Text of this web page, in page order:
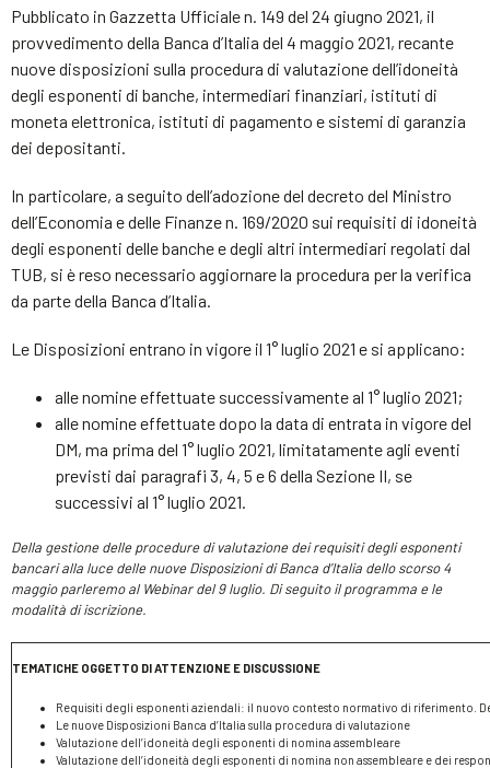
Pubblicato in Gazzetta Ufficiale n. 149 del 24 giugno 2021, il
provvedimento della Banca d’Italia del 4 maggio 2021, recante
nuove disposizioni sulla procedura di valutazione dell’idoneità
degli esponenti di banche, intermediari finanziari, istituti di
moneta elettronica, istituti di pagamento e sistemi di garanzia
dei depositanti.
In particolare, a seguito dell’adozione del decreto del Ministro
dell’Economia e delle Finanze n. 169/2020 sui requisiti di idoneità
degli esponenti delle banche e degli altri intermediari regolati dal
TUB, si è reso necessario aggiornare la procedura per la verifica
da parte della Banca d’Italia.
Le Disposizioni entrano in vigore il 1° luglio 2021 e si applicano:
alle nomine effettuate successivamente al 1° luglio 2021;
alle nomine effettuate dopo la data di entrata in vigore del
DM, ma prima del 1° luglio 2021, limitatamente agli eventi
previsti dai paragrafi 3, 4, 5 e 6 della Sezione II, se
successivi al 1° luglio 2021.
Della gestione delle procedure di valutazione dei requisiti degli esponenti
bancari alla luce delle nuove Disposizioni di Banca d’Italia dello scorso 4
maggio parleremo al Webinar del 9 luglio. Di seguito il programma e le
modalità di iscrizione.
TEMATICHE OGGETTO DI ATTENZIONE E DISCUSSIONE
Requisiti degli esponenti aziendali: il nuovo contesto normativo di riferimento.
Le nuove Disposizioni Banca d’Italia sulla procedura di valutazione
Valutazione dell’idoneità degli esponenti di nomina assembleare
Valutazione dell’idoneità degli esponenti di nomina non assembleare e dei